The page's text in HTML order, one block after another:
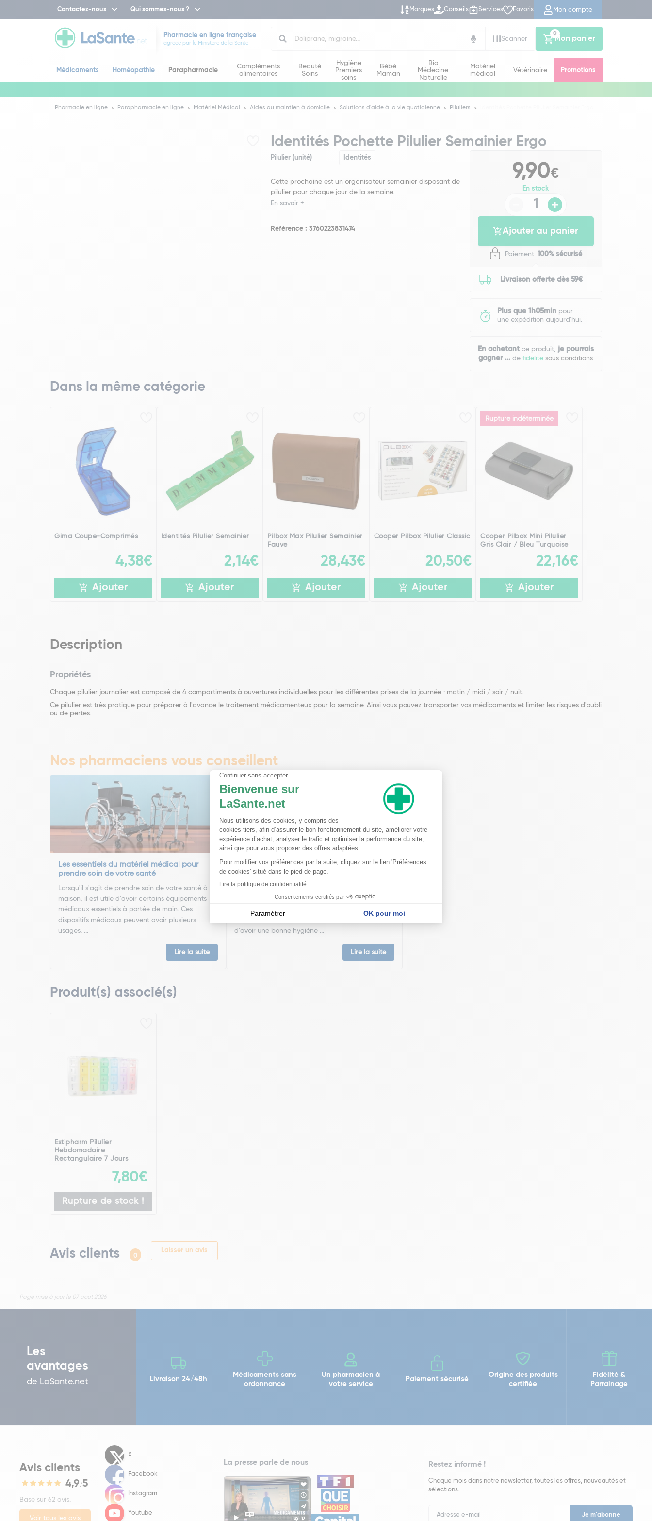
Contactez-nous Qui sommes-nous ? Marques Conseils Services Favoris Mon compte
Pharmacie en ligne française
agréée par le Ministère de la Santé
Scanner
Mon panier
0
Médicaments Homéopathie Parapharmacie
Compléments
alimentaires
Beauté
Soins
Hygiène
Premiers
soins
Bébé
Maman
Bio
Médecine
Naturelle
Matériel
médical
Vétérinaire Promotions
Pharmacie en ligne Parapharmacie en ligne Matériel Médical Aides au maintien à domicile Solutions d'aide à la vie quotidienne Piluliers
Identités Pochette Pilulier Semainier Ergo
Pilulier (unité) Identités
Cette prochaine est un organisateur semainier disposant de
pilulier pour chaque jour de la semaine.
En savoir +
Référence : 3760223831474
9,90€
En stock
Ajouter au panier
Paiement 100% sécurisé
Livraison offerte dès 59€
Plus que 1h05minpour
une expédition aujourd'hui.
En achetantce produit, je pourrais
gagner ... defidélitésous conditions
Dans la même catégorie
Gima Coupe-Comprimés
4,38€
Ajouter
Identités Pilulier Semainier
2,14€
Ajouter
Pilbox Max Pilulier Semainier
Fauve
28,43€
Ajouter
Cooper Pilbox Pilulier Classic
20,50€
Ajouter
Rupture indéterminée
Cooper Pilbox Mini Pilulier
Gris Clair / Bleu Turquoise
22,16€
Ajouter
Description
Propriétés
Chaque pilulier journalier est composé de 4 compartiments à ouvertures individuelles pour les différentes prises de la journée : matin / midi / soir / nuit.
Ce pilulier est très pratique pour préparer à l'avance le traitement médicamenteux pour la semaine. Ainsi vous pouvez transporter vos médicaments et limiter les risques d'oubli
ou de pertes.
Nos pharmaciens vous conseillent
Les essentiels du matériel médical pour
prendre soin de votre santé
Lorsqu'il s'agit de prendre soin de votre santé à la
maison, il est utile d'avoir certains équipements
médicaux essentiels à portée de main. Ces
dispositifs médicaux peuvent avoir plusieurs
usages. ...
Lire la suite
Les indispensables pour une vie quotidienne
plus facile et plus confortable
Les pharmaciens LaSante.net vous accompagne
dans votre santé au quotidien et vous proposent
leurs indispensables santé. En matière de santé, la
d'avoir une bonne hygiène ...
Lire la suite
Produit(s) associé(s)
Estipharm Pilulier
Hebdomadaire
Rectangulaire 7 Jours
7,80€
Rupture de stock !
Avis clients 0
Laisser un avis
Page mise à jour le 07 aout 2026
Les
avantages
de LaSante.net Livraison 24/48h
Médicaments sans
ordonnance
Un pharmacien à
votre service
Paiement sécurisé
Origine des produits
certifiée
Fidélité &
Parrainage
Avis clients
4,9/5
Basé sur 62 avis.
Voir tous les avis
X
Facebook
Instagram
Youtube
La presse parle de nous Restez informé !
Chaque mois dans notre newsletter, toutes les offres, nouveautés et
sélections.
Newsletter